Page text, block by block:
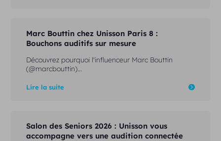
Marc Bouttin chez Unisson Paris 8 :
Bouchons auditifs sur mesure
Découvrez pourquoi l'influenceur Marc Bouttin
(@marcbouttin)...
Lire la suite
Salon des Seniors 2026 : Unisson vous
accompagne vers une audition connectée